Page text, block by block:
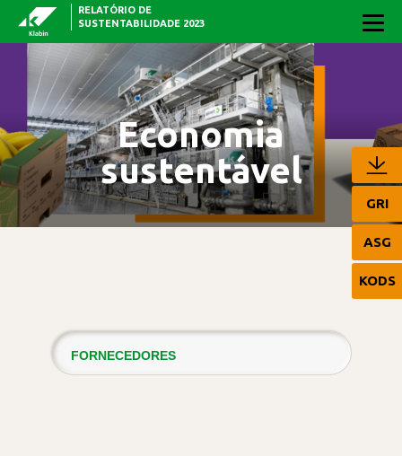
Pular para o Conteúdo principal
RELATÓRIO DE
SUSTENTABILIDADE 2023
Economia
sustentável
GRI
ASG
KODS
FORNECEDORES